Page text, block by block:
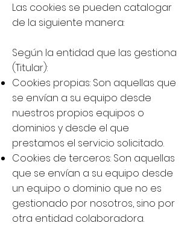
Las cookies se pueden catalogar
de la siguiente manera:
Según la entidad que las gestiona
(Titular):
Cookies propias: Son aquellas que
se envían a su equipo desde
nuestros propios equipos o
dominios y desde el que
prestamos el servicio solicitado.
Cookies de terceros: Son aquellas
que se envían a su equipo desde
un equipo o dominio que no es
gestionado por nosotros, sino por
otra entidad colaboradora.